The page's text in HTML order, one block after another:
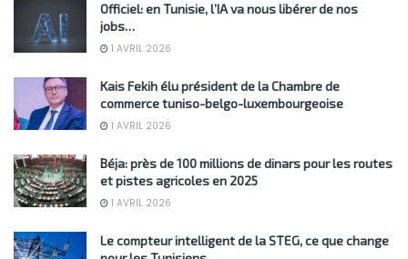
Officiel: en Tunisie, l’IA va nous libérer de nos
jobs…
1 AVRIL 2026
Kais Fekih élu président de la Chambre de
commerce tuniso-belgo-luxembourgeoise
1 AVRIL 2026
Béja: près de 100 millions de dinars pour les routes
et pistes agricoles en 2025
1 AVRIL 2026
Le compteur intelligent de la STEG, ce que change